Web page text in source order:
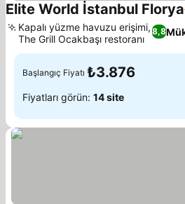
Elite World İstanbul Florya
8,8
Kapalı yüzme havuzu erişimi,
The Grill Ocakbaşı restoranı
Başlangıç Fiyatı ₺3.876
Fiyatları görün: 14 site